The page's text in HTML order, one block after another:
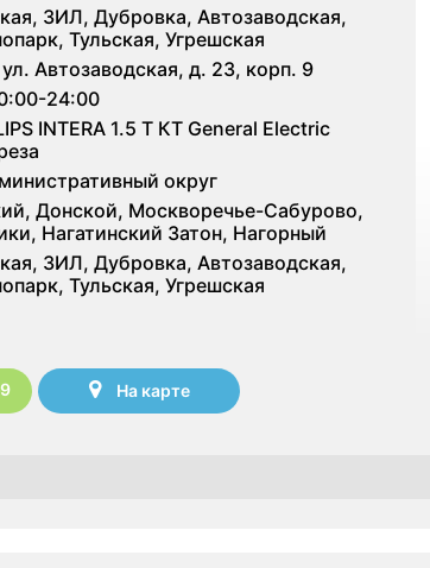
ЗИЛ, Дубровка, Автозаводская,
Тульская, Угрешская
Автозаводская, д. 23, корп. 9
24:00
INTERA 1.5 T КТ General Electric
округ
Донской, Москворечье-Сабурово,
Нагатинский Затон, Нагорный
ЗИЛ, Дубровка, Автозаводская,
Тульская, Угрешская
На карте